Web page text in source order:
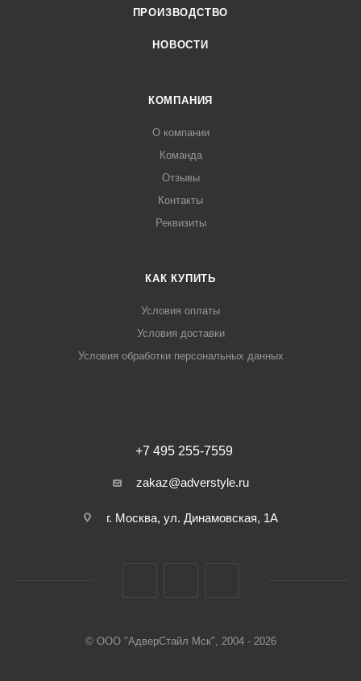
ПРОИЗВОДСТВО
НОВОСТИ
КОМПАНИЯ
О компании
Команда
Отзывы
Контакты
Реквизиты
КАК КУПИТЬ
Условия оплаты
Условия доставки
Условия обработки персональных данных
+7 495 255-7559
zakaz@adverstyle.ru
г. Москва, ул. Динамовская, 1А
© ООО "АдверСтайл Мск", 2004 - 2026